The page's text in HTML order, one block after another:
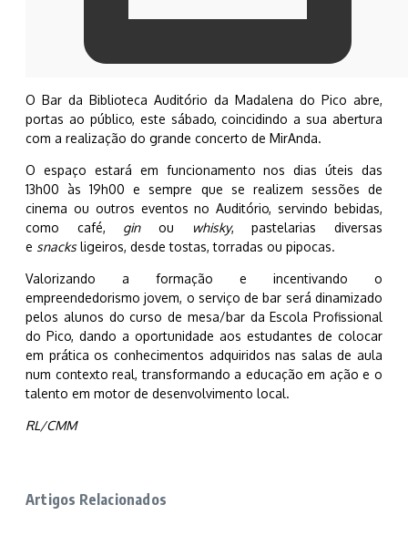
O Bar da Biblioteca Auditório da Madalena do Pico abre,
portas ao público, este sábado, coincidindo a sua abertura
com a realização do grande concerto de MirAnda.
O espaço estará em funcionamento nos dias úteis das
13h00 às 19h00 e sempre que se realizem sessões de
cinema ou outros eventos no Auditório, servindo bebidas,
como café, ginou whisky, pastelarias diversas
e snacksligeiros, desde tostas, torradas ou pipocas.
Valorizando a formação e incentivando o
empreendedorismo jovem, o serviço de bar será dinamizado
pelos alunos do curso de mesa/bar da Escola Profissional
do Pico, dando a oportunidade aos estudantes de colocar
em prática os conhecimentos adquiridos nas salas de aula
num contexto real, transformando a educação em ação e o
talento em motor de desenvolvimento local.
RL/CMM
Artigos Relacionados